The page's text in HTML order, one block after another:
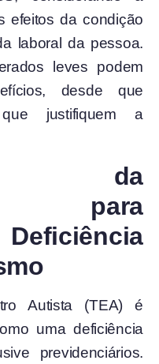
efeitos da condição
laboral da pessoa.
leves podem
desde que
que justifiquem a
da
para
Autista (TEA) é
uma deficiência
previdenciários.